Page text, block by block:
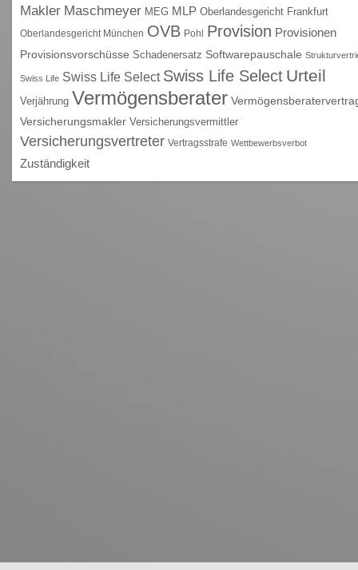
Makler Maschmeyer MEG MLP Oberlandesgericht Frankfurt
Oberlandesgericht München OVB Pohl Provision Provisionen
Provisionsvorschüsse Schadenersatz Softwarepauschale
Swiss Life Swiss Life Select Swiss Life Select Urteil
Verjährung Vermögensberater
Versicherungsmakler Versicherungsvermittler
Versicherungsvertreter Vertragsstrafe Wettbewerbsverbot
Zuständigkeit